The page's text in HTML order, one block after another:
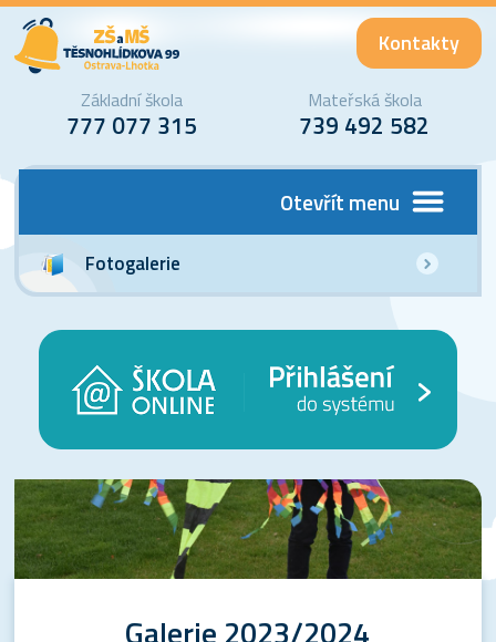
Kontakty
Základní škola
777 077 315
Mateřská škola
739 492 582
Otevřít menu
Fotogalerie
Galerie 2023/2024